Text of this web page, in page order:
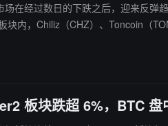
在经过数日的下跌之后，迎来反
升 3.65%；Meme 板块下跌
板块跌超 6%，BTC